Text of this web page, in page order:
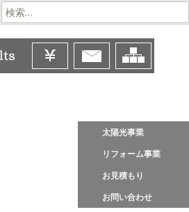
太陽光事業
リフォーム事業
お見積もり
お問い合わせ
検
索: